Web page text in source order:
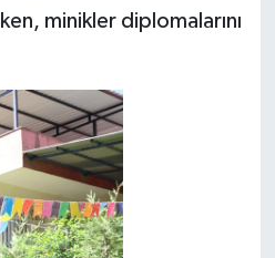
minikler diplomalarını